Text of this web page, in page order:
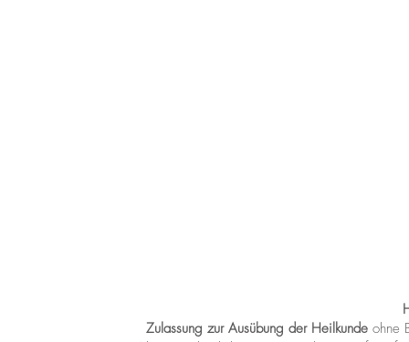
Zulassung zur Ausübung der Heilkunde ohne